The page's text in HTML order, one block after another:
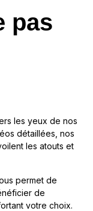
pas
les yeux de nos
détaillées, nos
les atouts et
permet de
de
votre choix.